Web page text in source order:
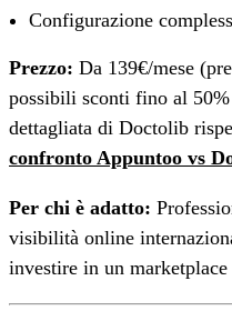
Configurazione
Prezzo: Da 139€/mese
possibili sconti fino al
dettagliata di Doctolib
confronto Appuntoo vs
Per chi è adatto:
visibilità online
investire in un